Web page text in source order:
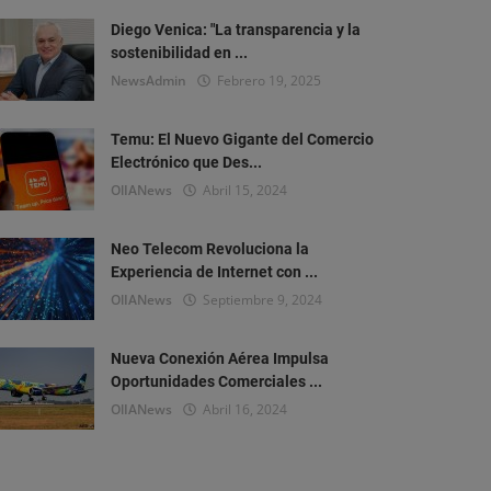
Diego Venica: "La transparencia y la
sostenibilidad en ...
NewsAdmin Febrero 19, 2025
Temu: El Nuevo Gigante del Comercio
Electrónico que Des...
OlIANews Abril 15, 2024
Neo Telecom Revoluciona la
Experiencia de Internet con ...
OlIANews Septiembre 9, 2024
Nueva Conexión Aérea Impulsa
Oportunidades Comerciales ...
OlIANews Abril 16, 2024